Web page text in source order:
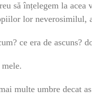
să înțelegem la acea
lor neverosimilul,
ce era de ascuns?
multe umbre decat